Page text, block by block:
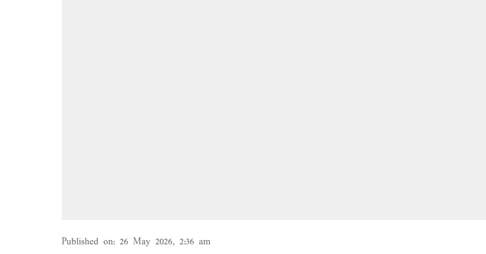
Published on: 26 May 2026, 2:36 am